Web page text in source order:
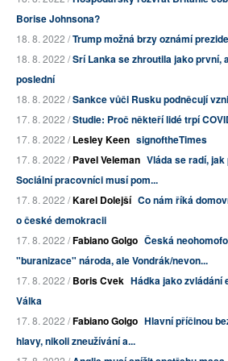
Borise Johnsona?
18. 8. 2022 /Trump možná brzy oznámí
18. 8. 2022 /Srí Lanka se zhroutila jako první,
poslední
18. 8. 2022 /Sankce vůči Rusku podněcují
17. 8. 2022 /Studie: Proč někteří lidé trpí
17. 8. 2022 /Lesley Keen signoftheTimes
17. 8. 2022 /Pavel Veleman Vláda se radí,
Sociální pracovníci musí pom...
17. 8. 2022 /Karel Dolejší Co nám říká
o české demokracii
17. 8. 2022 /Fabiano Golgo Česká
"buranizace" národa, ale Vondrák/nevon...
17. 8. 2022 /Boris Cvek Hádka jako zvládání
Válka
17. 8. 2022 /Fabiano Golgo Hlavní příčinou
hlavy, nikoli zneužívání a...